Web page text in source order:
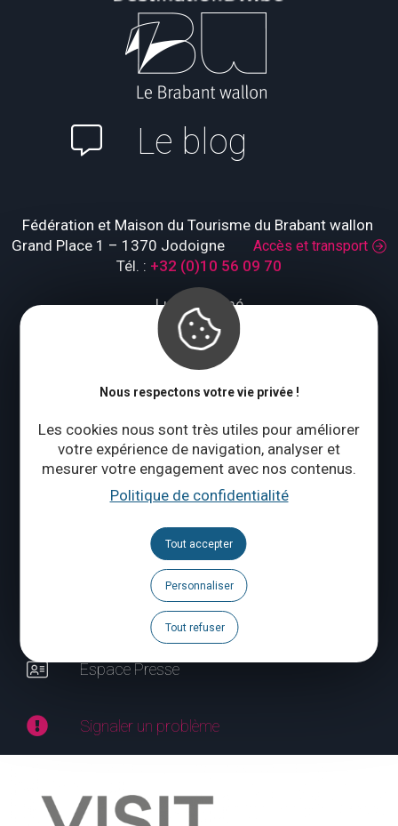
Nous respectons votre vie privée !
Les cookies nous sont très utiles pour améliorer
votre expérience de navigation, analyser et
mesurer votre engagement avec nos contenus.
Politique de confidentialité
Tout accepter
Personnaliser
Tout refuser
Le blog
Fédération et Maison du Tourisme du Brabant wallon
Grand Place 1 – 1370 Jodoigne Accès et transport
Tél. : +32 (0)10 56 09 70
Lundi : fermé
Mardi à jeudi : 09:00 – 17:00
Vendredi à dimanche : 10:00 – 18:00
Qui sommes-nous ?
CONTACTEZ-NOUS
Suivez-nous
Espace Pro
Espace Presse
Signaler un problème